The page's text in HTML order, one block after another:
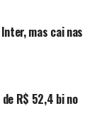
utilizado
do carro, que se
na região do
abordaram o
mas cai nas
R$ 52,4 bi no